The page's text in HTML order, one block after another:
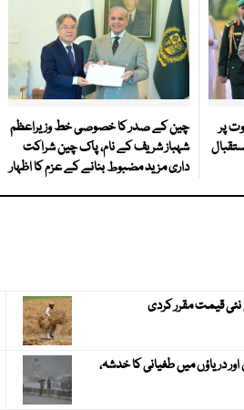
پر
چین کے صدر کا خصوصی خط وزیراعظم
شہباز شریف کے نام، پاک چین شراکت
داری مزید مضبوط بنانے کے عزم کا اظہار
قیمت مقرر کردی
اور دریاؤں میں طغیانی کا خدشہ،